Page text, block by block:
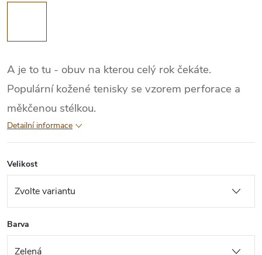
A je to tu - obuv na kterou celý rok čekáte.
Populární kožené tenisky se vzorem perforace a
měkčenou stélkou.
Detailní informace
Velikost
Barva